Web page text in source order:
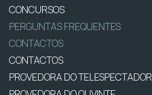
CONCURSOS
PERGUNTAS FREQUENTES
CONTACTOS
CONTACTOS
PROVEDORA DO TELESPECTADOR